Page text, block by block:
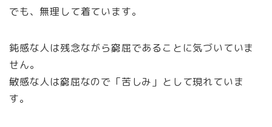
でも、無理して着ています。
鈍感な人は残念ながら窮屈であることに気づいていま
せん。
敏感な人は窮屈なので「苦しみ」として現れていま
す。